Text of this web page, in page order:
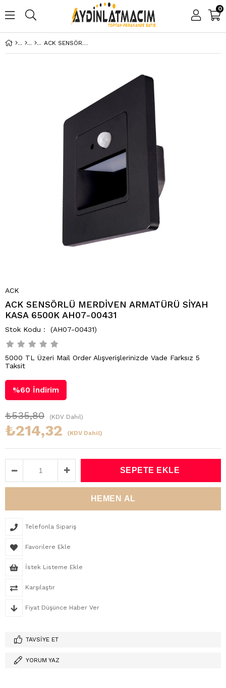
0
ACK SENSÖRLÜ MERDİVEN ARMATÜRÜ SİYAH KASA 6500K AH07-00431
ACK
ACK SENSÖRLÜ MERDİVEN ARMATÜRÜ SİYAH
KASA 6500K AH07-00431
(AH07-00431)
5000 TL Üzeri Mail Order Alışverişlerinizde Vade Farksız 5
Taksit
%60 İndirim
₺535,80 (KDV Dahil)
₺214,32 (KDV Dahil)
Telefonla Sipariş
Favorilere Ekle
İstek Listeme Ekle
Karşılaştır
Fiyat Düşünce Haber Ver
TAVSIYE ET
YORUM YAZ